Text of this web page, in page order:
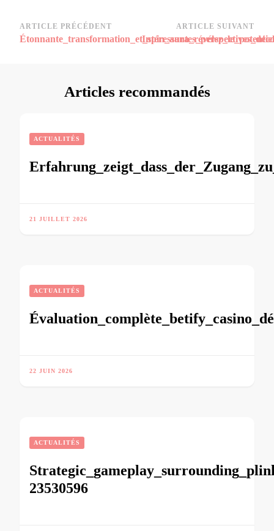
Navigation
d’article
ARTICLE PRÉCÉDENT ARTICLE SUIVANT
Articles recommandés
ACTUALITÉS
21 JUILLET 2026
ACTUALITÉS
22 JUIN 2026
ACTUALITÉS
23530596